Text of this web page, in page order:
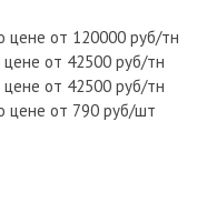
цене от 120000 руб/тн
от 42500 руб/тн
от 42500 руб/тн
цене от 790 руб/шт